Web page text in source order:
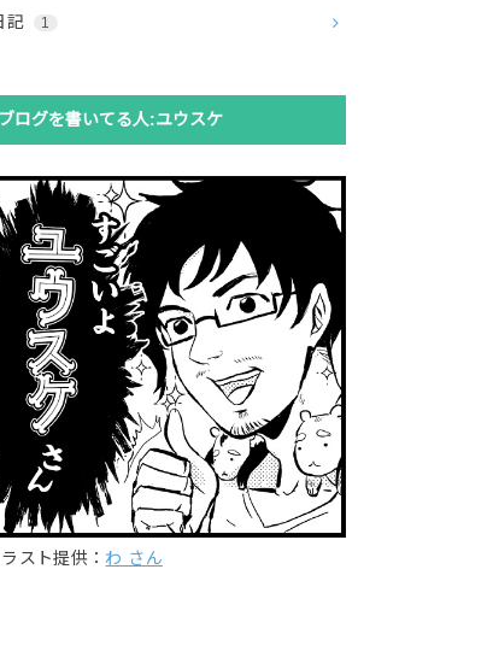
記 1
ブログを書いてる人:ユウスケ
スト提供： わ さん